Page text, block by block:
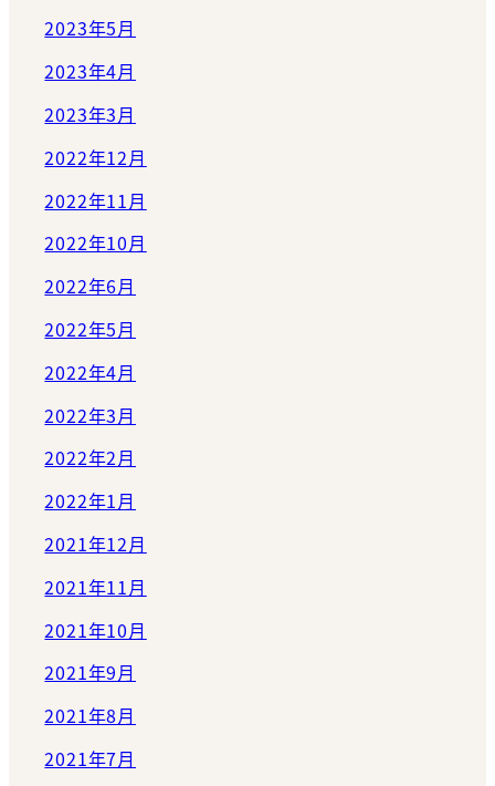
2023年5月
2023年4月
2023年3月
2022年12月
2022年11月
2022年10月
2022年6月
2022年5月
2022年4月
2022年3月
2022年2月
2022年1月
2021年12月
2021年11月
2021年10月
2021年9月
2021年8月
2021年7月